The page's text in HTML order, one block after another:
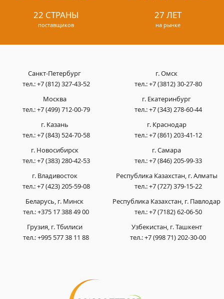
22 СТРАНЫ
поставщиков
27 ЛЕТ
на рынке
Санкт-Петербург
тел.:+7 (812) 327-43-52
Москва
тел.:+7 (499) 712-00-79
г. Казань
тел.:+7 (843) 524-70-58
г. Новосибирск
тел.:+7 (383) 280-42-53
г. Омск
тел.:+7 (3812) 30-27-80
г. Екатеринбург
тел.:+7 (343) 278-60-44
г. Краснодар
тел.:+7 (861) 203-41-12
г. Самара
тел.:+7 (846) 205-99-33
г. Владивосток
тел.:+7 (423) 205-59-08
Беларусь, г. Минск
тел.:+375 17 388 49 00
Грузия, г. Тбилиси
тел.:+995 577 38 11 88
Республика Казахстан, г. Алматы
тел.:+7 (727) 379-15-22
Республика Казахстан, г. Павлодар
тел.:+7 (7182) 62-06-50
Узбекистан, г. Ташкент
тел.:+7 (998 71) 202-30-00